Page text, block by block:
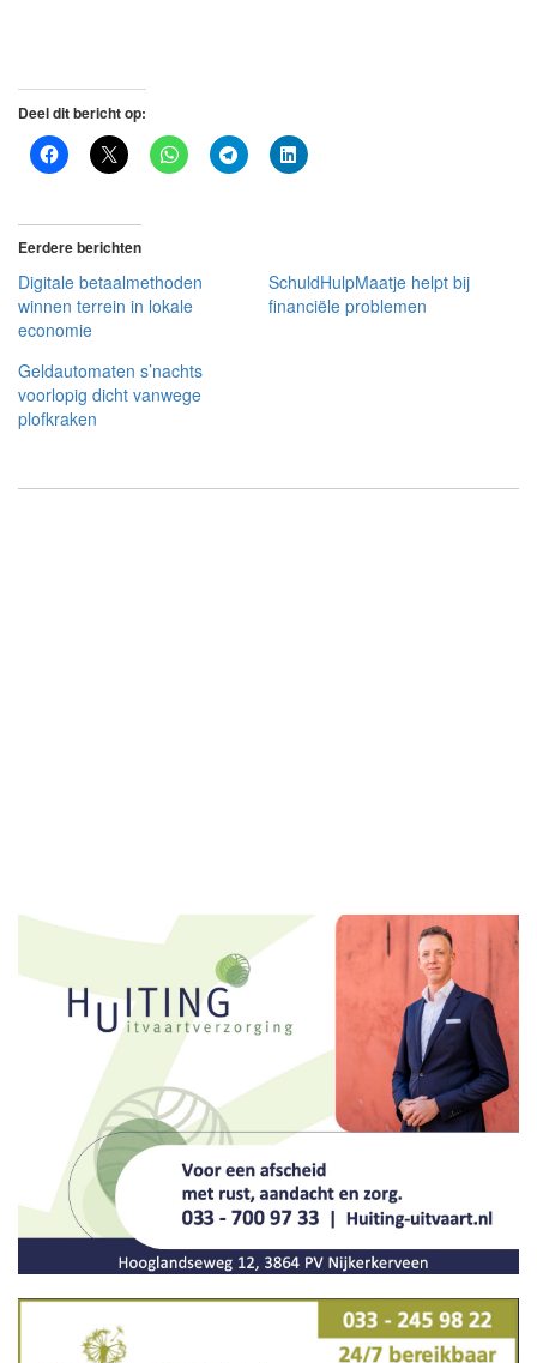
Deel dit bericht op:
Eerdere berichten
Digitale betaalmethoden
winnen terrein in lokale
economie
SchuldHulpMaatje helpt bij
financiële problemen
Geldautomaten s’nachts
voorlopig dicht vanwege
plofkraken